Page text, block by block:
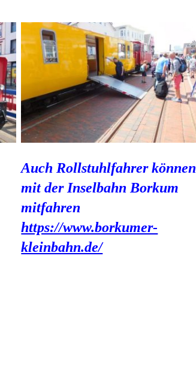
Auch Rollstuhlfahrer können
mit der Inselbahn Borkum
mitfahren
https://www.borkumer-
kleinbahn.de/